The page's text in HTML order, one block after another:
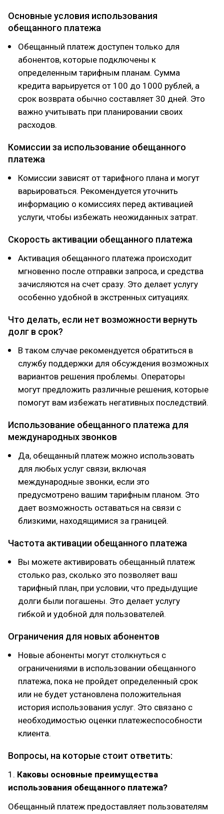
Основные условия использования
обещанного платежа
Обещанный платеж доступен только для
абонентов, которые подключены к
определенным тарифным планам. Сумма
кредита варьируется от 100 до 1000 рублей, а
срок возврата обычно составляет 30 дней. Это
важно учитывать при планировании своих
расходов.
Комиссии за использование обещанного
платежа
Комиссии зависят от тарифного плана и могут
варьироваться. Рекомендуется уточнить
информацию о комиссиях перед активацией
услуги, чтобы избежать неожиданных затрат.
Скорость активации обещанного платежа
Активация обещанного платежа происходит
мгновенно после отправки запроса, и средства
зачисляются на счет сразу. Это делает услугу
особенно удобной в экстренных ситуациях.
Что делать, если нет возможности вернуть
долг в срок?
В таком случае рекомендуется обратиться в
службу поддержки для обсуждения возможных
вариантов решения проблемы. Операторы
могут предложить различные решения, которые
помогут вам избежать негативных последствий.
Использование обещанного платежа для
международных звонков
Да, обещанный платеж можно использовать
для любых услуг связи, включая
международные звонки, если это
предусмотрено вашим тарифным планом. Это
дает возможность оставаться на связи с
близкими, находящимися за границей.
Частота активации обещанного платежа
Вы можете активировать обещанный платеж
столько раз, сколько это позволяет ваш
тарифный план, при условии, что предыдущие
долги были погашены. Это делает услугу
гибкой и удобной для пользователей.
Ограничения для новых абонентов
Новые абоненты могут столкнуться с
ограничениями в использовании обещанного
платежа, пока не пройдет определенный срок
или не будет установлена положительная
история использования услуг. Это связано с
необходимостью оценки платежеспособности
клиента.
Вопросы, на которые стоит ответить:
1. Каковы основные преимущества
использования обещанного платежа?
Обещанный платеж предоставляет пользователям